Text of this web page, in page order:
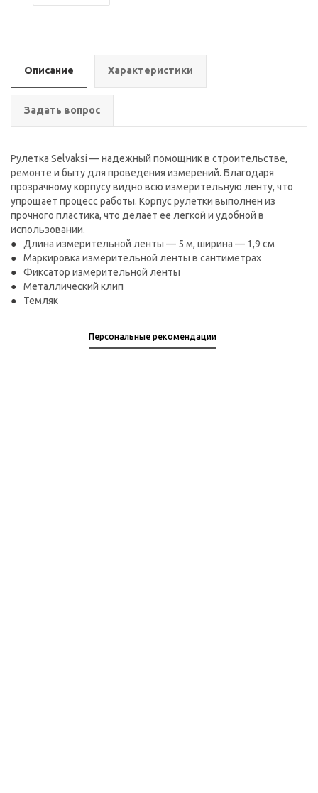
Описание Характеристики
Задать вопрос
Рулетка Selvaksi — надежный помощник в строительстве,
ремонте и быту для проведения измерений. Благодаря
прозрачному корпусу видно всю измерительную ленту, что
упрощает процесс работы. Корпус рулетки выполнен из
прочного пластика, что делает ее легкой и удобной в
использовании.
Длина измерительной ленты — 5 м, ширина — 1,9 см
Маркировка измерительной ленты в сантиметрах
Фиксатор измерительной ленты
Металлический клип
Темляк
Персональные рекомендации